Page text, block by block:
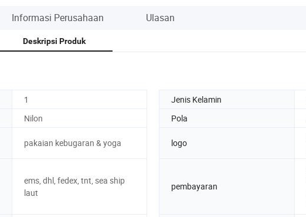
Informasi Perusahaan Ulasan
Deskripsi Produk
1 Jenis Kelamin
Nilon Pola
pakaian kebugaran & yoga logo
ems, dhl, fedex, tnt, sea ship
laut
pembayaran